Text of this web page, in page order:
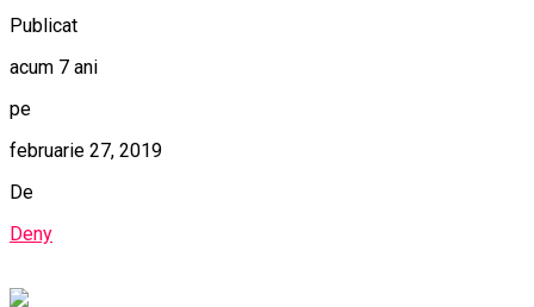
Publicat
acum 7 ani
pe
februarie 27, 2019
De
Deny